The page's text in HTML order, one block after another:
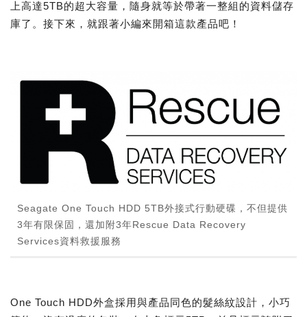
上高達5TB的超大容量，隨身就等於帶著一整組的資料儲存
庫了。接下來，就跟著小編來開箱這款產品吧！
Seagate One Touch HDD 5TB外接式行動硬碟，不但提供
3年有限保固，還加附3年Rescue Data Recovery
Services資料救援服務
One Touch HDD外盒採用與產品同色的髮絲紋設計，小巧